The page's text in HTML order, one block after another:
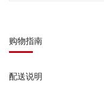
购物指南
配送说明